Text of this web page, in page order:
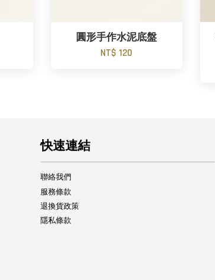
圓形手作水泥底盤
NT$ 120
快速連結
聯絡我們
服務條款
退換貨政策
隱私條款